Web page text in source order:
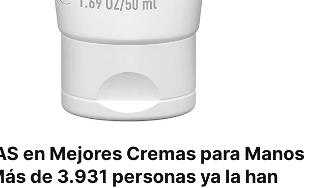
en Mejores Cremas para Manos
de 3.931 personas ya la han